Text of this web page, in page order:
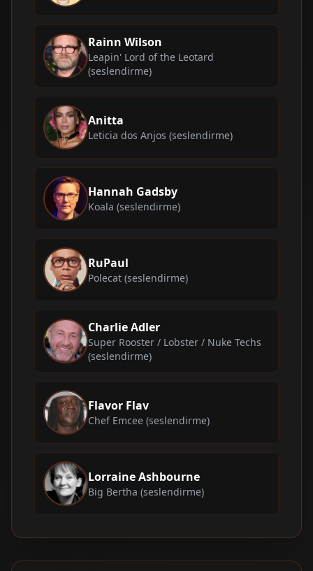
Rainn Wilson
Leapin' Lord of the Leotard
(seslendirme)
Anitta
Leticia dos Anjos (seslendirme)
Hannah Gadsby
Koala (seslendirme)
RuPaul
Polecat (seslendirme)
Charlie Adler
Super Rooster / Lobster / Nuke Techs
(seslendirme)
Flavor Flav
Chef Emcee (seslendirme)
Lorraine Ashbourne
Big Bertha (seslendirme)